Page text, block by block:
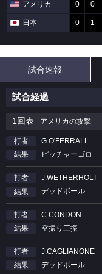
アメリカ 0 0
日本 0 1
試合速報
試合経過
1回表 アメリカの攻撃
打者
G.O'FERRALL
結果
ピッチャーゴロ
打者
J.WETHERHOLT
結果
デッドボール
打者
C.CONDON
結果
空振り三振
打者
J.CAGLIANONE
結果
デッドボール